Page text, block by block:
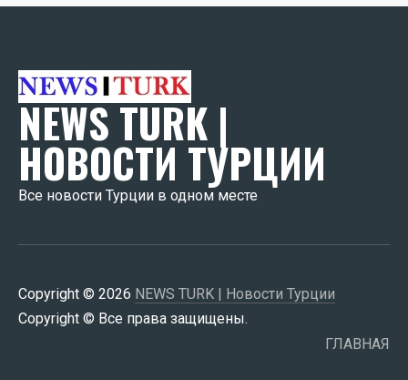
NEWS TURK |
НОВОСТИ ТУРЦИИ
Все новости Турции в одном месте
Copyright © 2026 NEWS TURK | Новости Турции
Copyright © Все права защищены.
ГЛАВНАЯ